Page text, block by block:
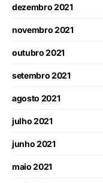
dezembro 2021
novembro 2021
outubro 2021
setembro 2021
agosto 2021
julho 2021
junho 2021
maio 2021